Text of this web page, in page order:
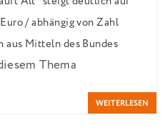
/ abhängig von Zahl
aus Mitteln des Bundes
0,53 Prozent effektiv
Jahren Zinsbindung
sich zu energetischer
Thema
WEITERLESEN